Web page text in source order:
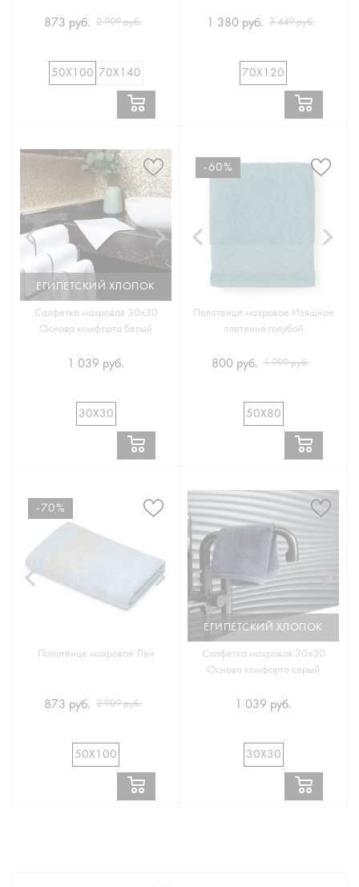
873 руб. 2 909 руб.
50Х100 70Х140
1 380 руб. 3 449 руб.
70Х120
ЕГИПЕТСКИЙ ХЛОПОК
Салфетка махровая 30х30
Основа комфорта белый
1 039 руб.
30Х30
-60%
Полотенце махровое Изящное
плетение голубой
800 руб. 1 999 руб.
50Х80
-70%
Полотенце махровое Лен
873 руб. 2 909 руб.
50Х100
ЕГИПЕТСКИЙ ХЛОПОК
Салфетка махровая 30х30
Основа комфорта серый
1 039 руб.
30Х30